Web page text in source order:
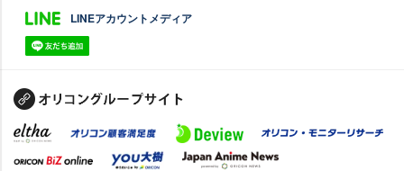
LINEアカウントメディア